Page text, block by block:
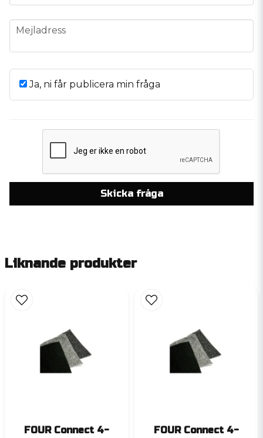
email
Mejladress
Ja, ni får publicera min fråga
Skicka fråga
Liknande produkter
FOUR Connect 4-
FOUR Connect 4-